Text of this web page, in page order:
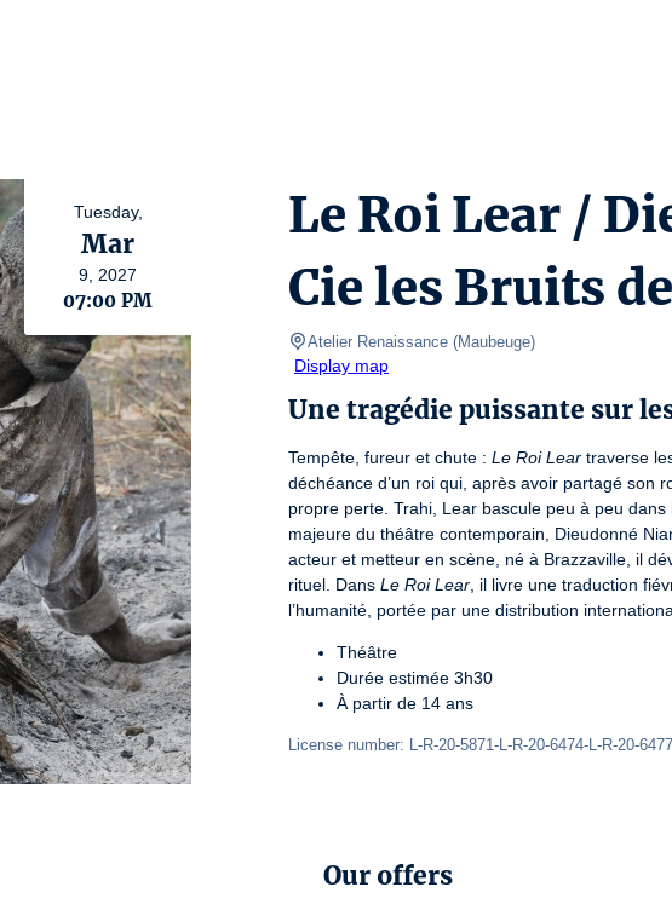
Tuesday,
Mar
9, 2027
07:00 PM
Le Roi Lear /
Cie les Bruits
Atelier Renaissance (Maubeuge)
Display map
Une tragédie puissante sur
Tempête, fureur et chute : Le Roi Lear traverse
déchéance d’un roi qui, après avoir partagé son
propre perte. Trahi, Lear bascule peu à peu
majeure du théâtre contemporain, Dieudonné
acteur et metteur en scène, né à Brazzaville, il
rituel. Dans Le Roi Lear , il livre une traduction
l’humanité, portée par une distribution
Théâtre
Durée estimée 3h30
À partir de 14 ans
License number: L-R-20-5871-L-R-20-6474-L-R-20-6477
Our offers